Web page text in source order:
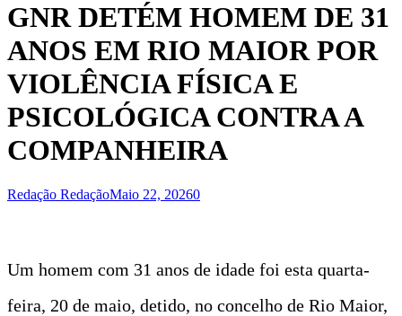
GNR DETÉM HOMEM DE 31
ANOS EM RIO MAIOR POR
VIOLÊNCIA FÍSICA E
PSICOLÓGICA CONTRA A
COMPANHEIRA
Redação RedaçãoMaio 22, 20260
Um homem com 31 anos de idade foi esta quarta-
feira, 20 de maio, detido, no concelho de Rio Maior,